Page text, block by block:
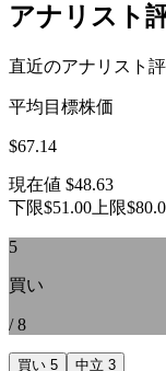
アナリスト
直近のアナリスト
平均目標株価
$67.14
現在値 $48.63
下限$51.00 上限
5
買い
/8
買い 5 中立 3